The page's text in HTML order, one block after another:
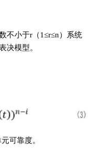
不小于r（1≤r≤n）系统
决模型。
可靠度。